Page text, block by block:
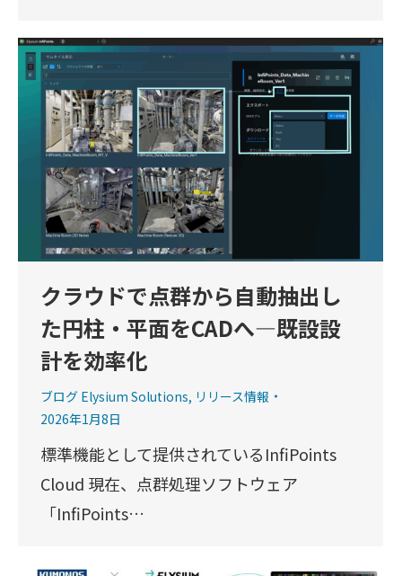
クラウドで点群から自動抽出し
た円柱・平面をCADへ―既設設
計を効率化
ブログ Elysium Solutions, リリース情報
2026年1月8日
標準機能として提供されているInfiPoints
Cloud 現在、点群処理ソフトウェア
「InfiPoints…